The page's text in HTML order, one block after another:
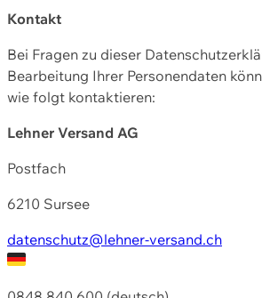
Kontakt
Bei Fragen zu dieser
Bearbeitung Ihrer Personendaten
wie folgt kontaktieren:
Lehner Versand AG
Postfach
6210 Sursee
datenschutz@lehner-versand.ch